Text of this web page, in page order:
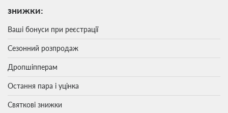
знижки:
Ваші бонуси при реєстрації
Сезонний розпродаж
Дропшіпперам
Остання пара і уцінка
Святкові знижки